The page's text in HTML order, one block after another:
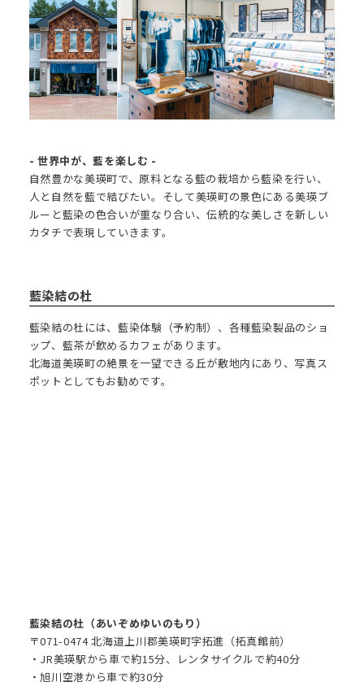
- 世界中が、藍を楽しむ -
自然豊かな美瑛町で、原料となる藍の栽培から藍染を行い、
人と自然を藍で結びたい。そして美瑛町の景色にある美瑛ブ
ルーと藍染の色合いが重なり合い、伝統的な美しさを新しい
カタチで表現していきます。
藍染結の杜
藍染結の杜には、藍染体験（予約制）、各種藍染製品のショ
ップ、藍茶が飲めるカフェがあります。
北海道美瑛町の絶景を一望できる丘が敷地内にあり、写真ス
ポットとしてもお勧めです。
藍染結の杜（あいぞめゆいのもり）
〒071-0474 北海道上川郡美瑛町字拓進（拓真館前）
・JR美瑛駅から車で約15分、レンタサイクルで約40分​
・旭川空港から車で約30分